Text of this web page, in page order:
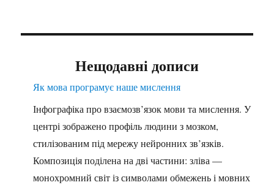
Нещодавні дописи
Як мова програмує наше мислення
Інфографіка про взаємозв’язок мови та мислення. У
центрі зображено профіль людини з мозком,
стилізованим під мережу нейронних зв’язків.
Композиція поділена на дві частини: зліва —
монохромний світ із символами обмежень і мовних